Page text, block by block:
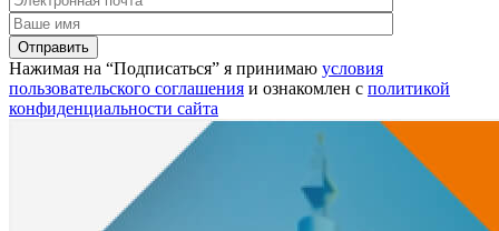
Нажимая на “Подписаться” я принимаю условия
пользовательского соглашения и ознакомлен с политикой
конфиденциальности сайта